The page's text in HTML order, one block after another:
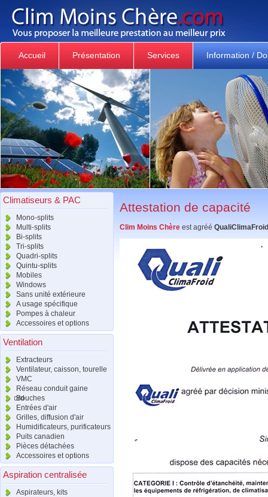
Accueil Présentation Services Information /
Climatiseurs & PAC
Mono-splits
Multi-splits
Bi-splits
Tri-splits
Quadri-splits
Quintu-splits
Mobiles
Windows
Sans unité extérieure
A usage spécifique
Pompes à chaleur
Accessoires et options
Ventilation
Extracteurs
Ventilateur, caisson, tourelle
VMC
Réseau conduit gaine
raccordBouches
Entrées d'air
Grilles, diffusion d'air
Humidificateurs, purificateurs
Puits canadien
Pièces détachées
Accessoires et options
Aspiration centralisée
Aspirateurs, kits
Attestation de capacité
Clim Moins Chère est agréé QualiClimaFroid